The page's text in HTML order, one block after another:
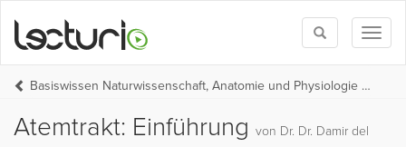
Toggle
search
Basiswissen Naturwissenschaft, Anatomie und Physiologie (BW Medizin Teil 1)
Atemtrakt: Einführung von Dr. Dr. Damir del